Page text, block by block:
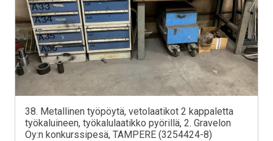
38. Metallinen työpöytä, vetolaatikot 2 kappaletta
työkaluineen, työkalulaatikko pyörillä, 2. Gravelon
Oy:n konkurssipesä, TAMPERE (3254424-8)